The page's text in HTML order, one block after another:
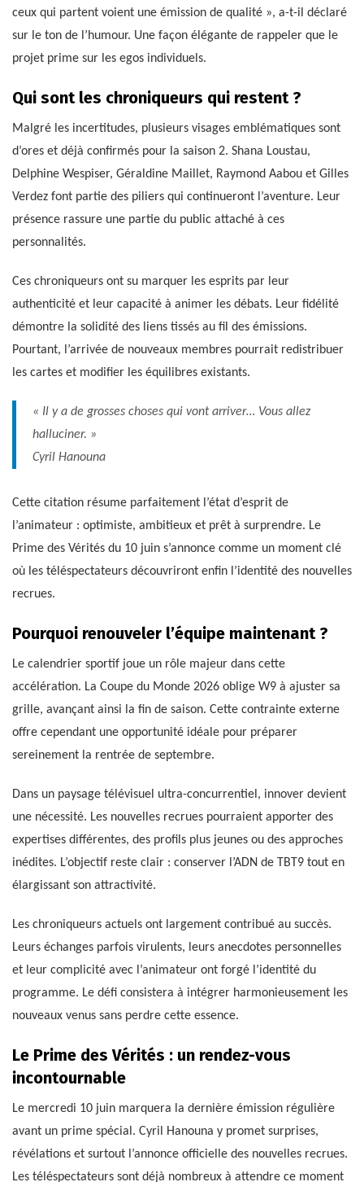
ceux qui partent voient une émission de qualité », a-t-il déclaré
sur le ton de l’humour. Une façon élégante de rappeler que le
projet prime sur les egos individuels.
Qui sont les chroniqueurs qui restent ?
Malgré les incertitudes, plusieurs visages emblématiques sont
d’ores et déjà confirmés pour la saison 2. Shana Loustau,
Delphine Wespiser, Géraldine Maillet, Raymond Aabou et Gilles
Verdez font partie des piliers qui continueront l’aventure. Leur
présence rassure une partie du public attaché à ces
personnalités.
Ces chroniqueurs ont su marquer les esprits par leur
authenticité et leur capacité à animer les débats. Leur fidélité
démontre la solidité des liens tissés au fil des émissions.
Pourtant, l’arrivée de nouveaux membres pourrait redistribuer
les cartes et modifier les équilibres existants.
« Il y a de grosses choses qui vont arriver… Vous allez
halluciner. »
Cyril Hanouna
Cette citation résume parfaitement l’état d’esprit de
l’animateur : optimiste, ambitieux et prêt à surprendre. Le
Prime des Vérités du 10 juin s’annonce comme un moment clé
où les téléspectateurs découvriront enfin l’identité des nouvelles
recrues.
Pourquoi renouveler l’équipe maintenant ?
Le calendrier sportif joue un rôle majeur dans cette
accélération. La Coupe du Monde 2026 oblige W9 à ajuster sa
grille, avançant ainsi la fin de saison. Cette contrainte externe
offre cependant une opportunité idéale pour préparer
sereinement la rentrée de septembre.
Dans un paysage télévisuel ultra-concurrentiel, innover devient
une nécessité. Les nouvelles recrues pourraient apporter des
expertises différentes, des profils plus jeunes ou des approches
inédites. L’objectif reste clair : conserver l’ADN de TBT9 tout en
élargissant son attractivité.
Les chroniqueurs actuels ont largement contribué au succès.
Leurs échanges parfois virulents, leurs anecdotes personnelles
et leur complicité avec l’animateur ont forgé l’identité du
programme. Le défi consistera à intégrer harmonieusement les
nouveaux venus sans perdre cette essence.
Le Prime des Vérités : un rendez-vous
incontournable
Le mercredi 10 juin marquera la dernière émission régulière
avant un prime spécial. Cyril Hanouna y promet surprises,
révélations et surtout l’annonce officielle des nouvelles recrues.
Les téléspectateurs sont déjà nombreux à attendre ce moment